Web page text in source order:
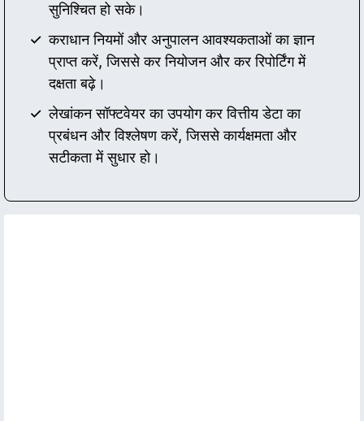
सुनिश्चित हो सके।
कराधान नियमों और अनुपालन आवश्यकताओं का ज्ञान
प्राप्त करें, जिससे कर नियोजन और कर रिपोर्टिंग में
दक्षता बढ़े।
लेखांकन सॉफ्टवेयर का उपयोग कर वित्तीय डेटा का
प्रबंधन और विश्लेषण करें, जिससे कार्यक्षमता और
सटीकता में सुधार हो।